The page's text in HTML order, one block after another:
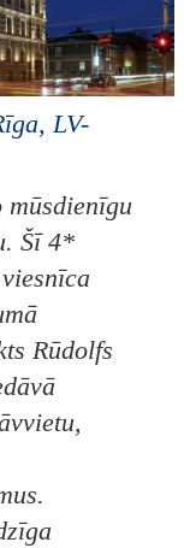
LV-
Šī 4*
Rūdolfs